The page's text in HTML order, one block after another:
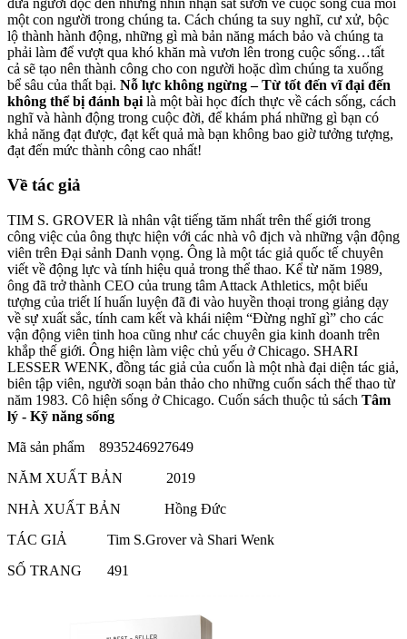
một con người trong chúng ta. Cách chúng ta suy nghĩ, cư xử, bộc
lộ thành hành động, những gì mà bản năng mách bảo và chúng ta
phải làm để vượt qua khó khăn mà vươn lên trong cuộc sống…tất
cả sẽ tạo nên thành công cho con người hoặc dìm chúng ta xuống
bể sâu của thất bại. Nỗ lực không ngừng – Từ tốt đến vĩ đại đến
không thể bị đánh bại là một bài học đích thực về cách sống, cách
nghĩ và hành động trong cuộc đời, để khám phá những gì bạn có
khả năng đạt được, đạt kết quả mà bạn không bao giờ tưởng tượng,
đạt đến mức thành công cao nhất!
Về tác giả
TIM S. GROVER là nhân vật tiếng tăm nhất trên thế giới trong
công việc của ông thực hiện với các nhà vô địch và những vận động
viên trên Đại sảnh Danh vọng. Ông là một tác giả quốc tế chuyên
viết về động lực và tính hiệu quả trong thể thao. Kể từ năm 1989,
ông đã trở thành CEO của trung tâm Attack Athletics, một biểu
tượng của triết lí huấn luyện đã đi vào huyền thoại trong giảng dạy
về sự xuất sắc, tính cam kết và khái niệm “Đừng nghĩ gì” cho các
vận động viên tinh hoa cũng như các chuyên gia kinh doanh trên
khắp thế giới. Ông hiện làm việc chủ yếu ở Chicago. SHARI
LESSER WENK, đồng tác giả của cuốn là một nhà đại diện tác giả,
biên tập viên, người soạn bản thảo cho những cuốn sách thể thao từ
năm 1983. Cô hiện sống ở Chicago. Cuốn sách thuộc tủ sách Tâm
lý - Kỹ năng sống
Mã sản phẩm 8935246927649
NĂM XUẤT BẢN 2019
NHÀ XUẤT BẢN Hồng Đức
TÁC GIẢ Tim S.Grover và Shari Wenk
SỐ TRANG 491